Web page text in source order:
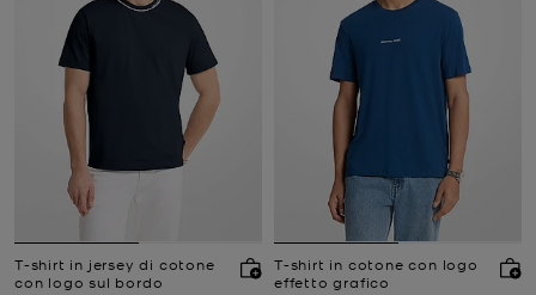
T-shirt in jersey di cotone
con logo sul bordo
T-shirt in cotone con logo
effetto grafico